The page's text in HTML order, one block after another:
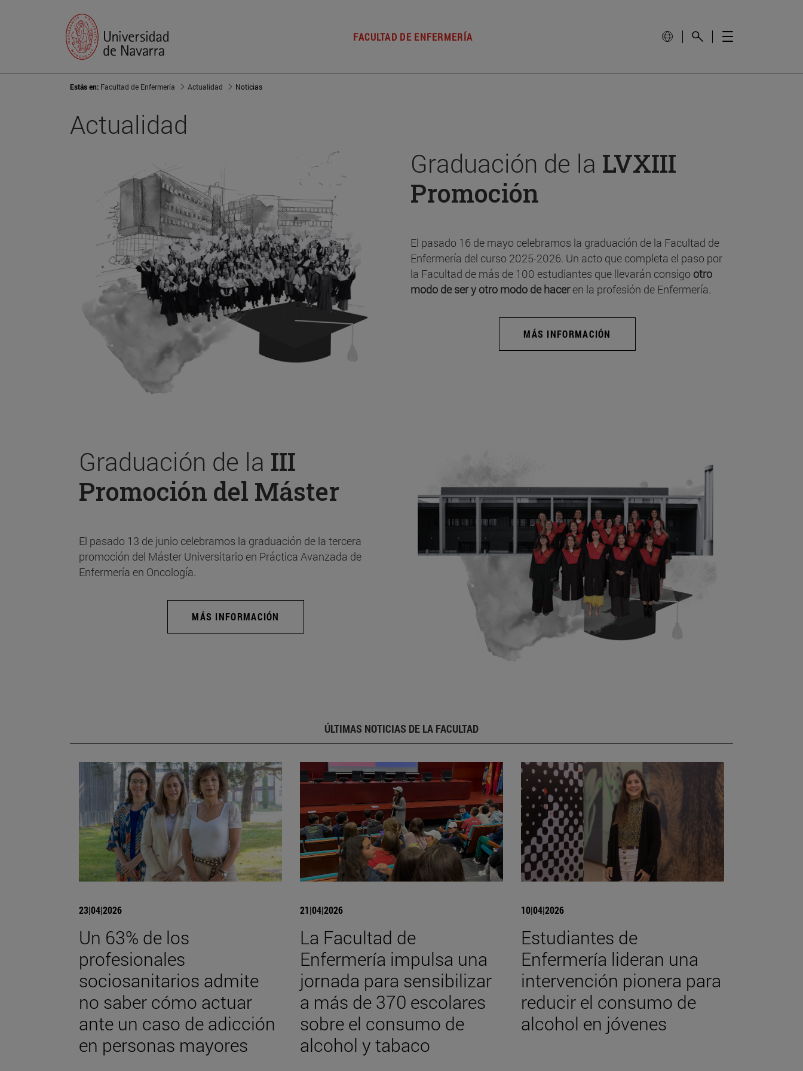
FACULTAD DE ENFERMERÍA
Estás en: Facultad de Enfermería Actualidad Noticias
Actualidad
Graduación de la LVXIII
Promoción
El pasado 16 de mayo celebramos la graduación de la Facultad de
Enfermería del curso 2025-2026. Un acto que completa el paso por
la Facultad de más de 100 estudiantes que llevarán consigo otro
modo de ser y otro modo de haceren la profesión de Enfermería.
MÁS INFORMACIÓN
Graduación de la III
Promoción del Máster
El pasado 13 de junio celebramos la graduación de la tercera
promoción del Máster Universitario en Práctica Avanzada de
Enfermería en Oncología.
MÁS INFORMACIÓN
ÚLTIMAS NOTICIAS DE LA FACULTAD
23|04|2026
Un 63% de los
profesionales
sociosanitarios admite
no saber cómo actuar
ante un caso de adicción
en personas mayores
21|04|2026
La Facultad de
Enfermería impulsa una
jornada para sensibilizar
a más de 370 escolares
sobre el consumo de
alcohol y tabaco
10|04|2026
Estudiantes de
Enfermería lideran una
intervención pionera para
reducir el consumo de
alcohol en jóvenes